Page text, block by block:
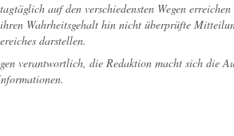
auf den verschiedensten Wegen
Wahrheitsgehalt hin nicht überprüfte
darstellen.
verantwortlich, die Redaktion macht sich die